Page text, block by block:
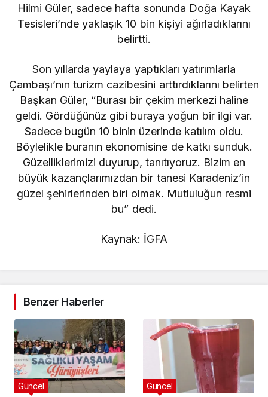
Hilmi Güler, sadece hafta sonunda Doğa Kayak
Tesisleri’nde yaklaşık 10 bin kişiyi ağırladıklarını
belirtti.
Son yıllarda yaylaya yaptıkları yatırımlarla
Çambaşı’nın turizm cazibesini arttırdıklarını belirten
Başkan Güler, “Burası bir çekim merkezi haline
geldi. Gördüğünüz gibi buraya yoğun bir ilgi var.
Sadece bugün 10 binin üzerinde katılım oldu.
Böylelikle buranın ekonomisine de katkı sunduk.
Güzelliklerimizi duyurup, tanıtıyoruz. Bizim en
büyük kazançlarımızdan bir tanesi Karadeniz’in
güzel şehirlerinden biri olmak. Mutluluğun resmi
bu” dedi.
Kaynak: İGFA
Benzer Haberler
Güncel Güncel